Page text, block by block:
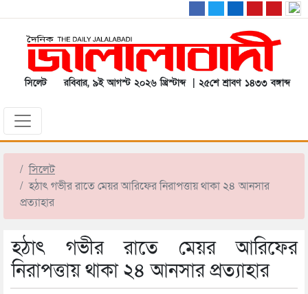
সিলেট রবিবার, ৯ই আগস্ট ২০২৬ খ্রিস্টাব্দ | ২৫শে শ্রাবণ ১৪৩৩ বঙ্গাব্দ
সিলেট
হঠাৎ গভীর রাতে মেয়র আরিফের নিরাপত্তায় থাকা ২৪ আনসার
প্রত্যাহার
হঠাৎ গভীর রাতে মেয়র আরিফের
নিরাপত্তায় থাকা ২৪ আনসার প্রত্যাহার